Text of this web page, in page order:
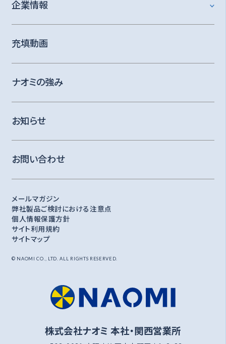
企業情報
充填動画
ナオミの強み
お知らせ
お問い合わせ
メールマガジン
弊社製品ご検討における注意点
個人情報保護方針
サイト利用規約
サイトマップ
© NAOMI CO., LTD. ALL RIGHTS RESERVED.
株式会社ナオミ 本社・関西営業所